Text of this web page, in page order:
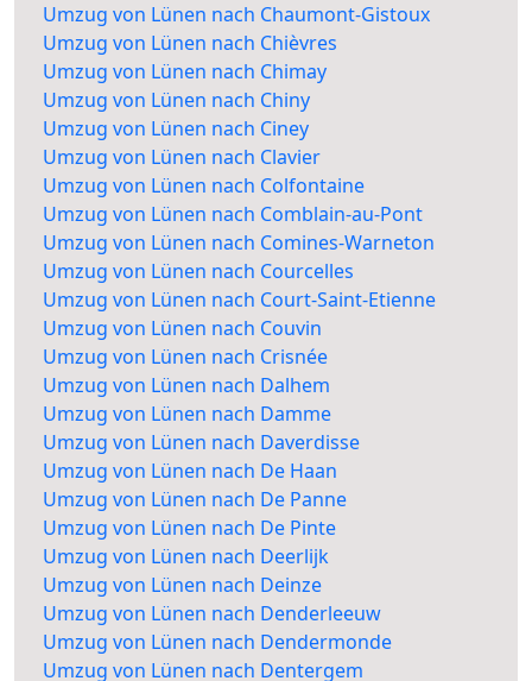
Umzug von Lünen nach Chaumont-Gistoux
Umzug von Lünen nach Chièvres
Umzug von Lünen nach Chimay
Umzug von Lünen nach Chiny
Umzug von Lünen nach Ciney
Umzug von Lünen nach Clavier
Umzug von Lünen nach Colfontaine
Umzug von Lünen nach Comblain-au-Pont
Umzug von Lünen nach Comines-Warneton
Umzug von Lünen nach Courcelles
Umzug von Lünen nach Court-Saint-Etienne
Umzug von Lünen nach Couvin
Umzug von Lünen nach Crisnée
Umzug von Lünen nach Dalhem
Umzug von Lünen nach Damme
Umzug von Lünen nach Daverdisse
Umzug von Lünen nach De Haan
Umzug von Lünen nach De Panne
Umzug von Lünen nach De Pinte
Umzug von Lünen nach Deerlijk
Umzug von Lünen nach Deinze
Umzug von Lünen nach Denderleeuw
Umzug von Lünen nach Dendermonde
Umzug von Lünen nach Dentergem